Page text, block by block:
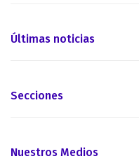
Últimas noticias
Secciones
Nuestros Medios